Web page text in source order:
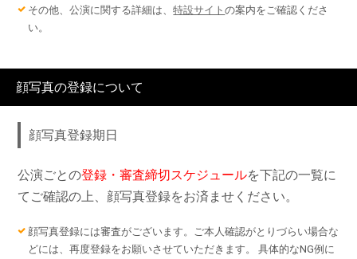
その他、公演に関する詳細は、特設サイトの案内をご確認くださ
い。
顔写真の登録について
顔写真登録期日
公演ごとの登録・審査締切スケジュールを下記の一覧に
てご確認の上、顔写真登録をお済ませください。
顔写真登録には審査がございます。ご本人確認がとりづらい場合な
どには、再度登録をお願いさせていただきます。 具体的なNG例に